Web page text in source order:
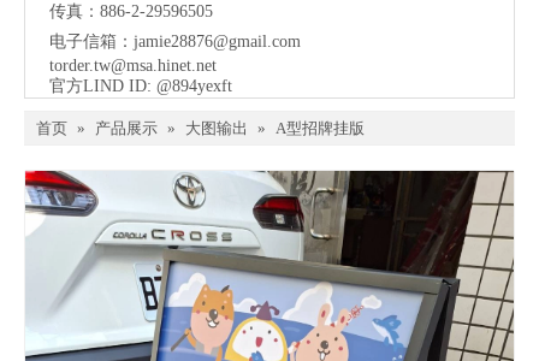
传真：886-2-29596505
电子信箱： jamie28876@gmail.com
torder.tw@msa.hinet.net
官方LIND ID: @894yexft
首页 » 产品展示 » 大图输出 » A型招牌挂版